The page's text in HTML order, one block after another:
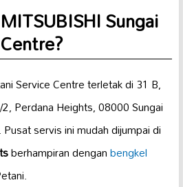
Sungai
Service Centre terletak di 31 B,
Perdana Heights, 08000 Sungai
servis ini mudah dijumpai di
berhampiran denganbengkel